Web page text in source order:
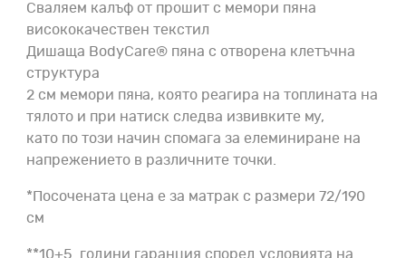
Сваляем калъф от прошит с мемори пяна
висококачествен текстил
Дишаща BodyCare® пяна с отворена клетъчна
структура
2 см мемори пяна, която реагира на топлината на
тялото и при натиск следва извивките му,
като по този начин спомага за елеминиране на
напрежението в различните точки.
*Посочената цена е за матрак с размери 72/190
см
**10+5 години гаранция според условията на